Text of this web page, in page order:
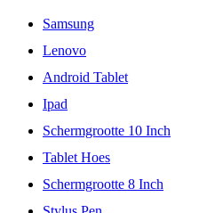
Samsung
Lenovo
Android Tablet
Ipad
Schermgrootte 10 Inch
Tablet Hoes
Schermgrootte 8 Inch